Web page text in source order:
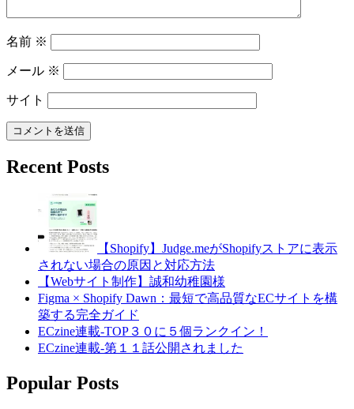
名前 ※
メール ※
サイト
Recent Posts
【Shopify】Judge.meがShopifyストアに表示
されない場合の原因と対応方法
【Webサイト制作】誠和幼稚園様
Figma × Shopify Dawn：最短で高品質なECサイトを構
築する完全ガイド
ECzine連載-TOP３０に５個ランクイン！
ECzine連載-第１１話公開されました
Popular Posts